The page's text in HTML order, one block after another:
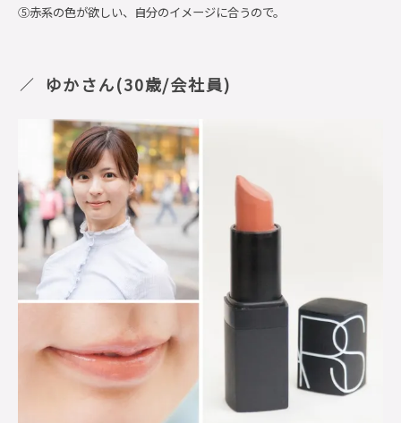
⑤赤系の色が欲しい、自分のイメージに合うので。
ゆかさん(30歳/会社員)